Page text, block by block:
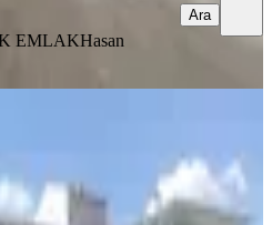
EMLAKHasan
Ara